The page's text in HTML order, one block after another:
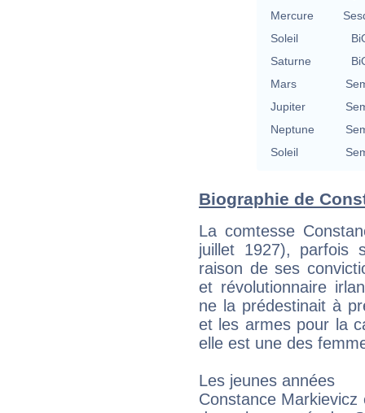
Mercure
Soleil
Saturne
Mars
Jupiter
Neptune
Soleil
Biographie de
La comtesse
juillet 1927), parfois
raison de ses
et révolutionnaire
ne la prédestinait à
et les armes pour la
elle est une des
Les jeunes années
Constance